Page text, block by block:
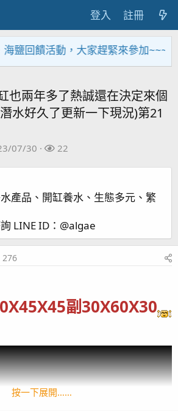
登入 註冊
回饋活動，大家趕緊來參加~~~~~
也兩年多了熱誠還在決定來個
水好久了更新一下現況)第21
07/30
關
22
產品、開缸養水、生態多元、繁
LINE ID：@algae
276
副30X60X30
按一下展開……